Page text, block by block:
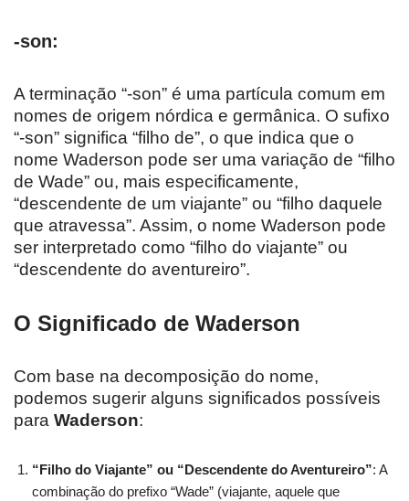
-son:
A terminação “-son” é uma partícula comum em
nomes de origem nórdica e germânica. O sufixo
“-son” significa “filho de”, o que indica que o
nome Waderson pode ser uma variação de “filho
de Wade” ou, mais especificamente,
“descendente de um viajante” ou “filho daquele
que atravessa”. Assim, o nome Waderson pode
ser interpretado como “filho do viajante” ou
“descendente do aventureiro”.
O Significado de Waderson
Com base na decomposição do nome,
podemos sugerir alguns significados possíveis
para Waderson:
“Filho do Viajante” ou “Descendente do Aventureiro”: A
combinação do prefixo “Wade” (viajante, aquele que